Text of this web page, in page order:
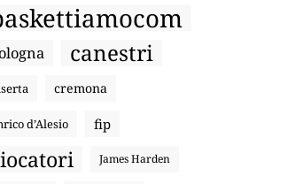
canestri
cremona
d’Alesio fip
James Harden